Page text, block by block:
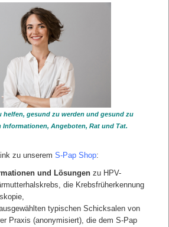
LINKS
Fachgesellschaften
Monitor in Bearbeitung
Ärger in Bearbeitung
Frauenärzte
(Robert Koch Institut)
Krebsregister
Krebs verhindern
zurück
helfen, gesund zu werden und gesund zu
Informationen, Angeboten, Rat und Tat.
zu unserem S-Pap Shop:
und Lösungen zu HPV-
die Krebsfrüherkennung
typischen Schicksalen von
Praxis (anonymisiert), die dem S-Pap